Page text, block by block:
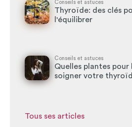
Conseils et astuces
Thyroïde: des clés
l'équilibrer
Conseils et astuces
Quelles plantes
soigner votre
Tous ses articles